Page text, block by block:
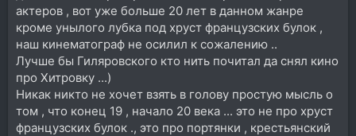
актеров , вот уже больше 20 лет в данном жанре
кроме унылого лубка под хруст французских булок ,
наш кинематограф не осилил к сожалению ..
Лучше бы Гиляровского кто нить почитал да снял кино
про Хитровку ...)
Никак никто не хочет взять в голову простую мысль о
том , что конец 19 , начало 20 века ... это не про хруст
французских булок ., это про портянки , крестьянский